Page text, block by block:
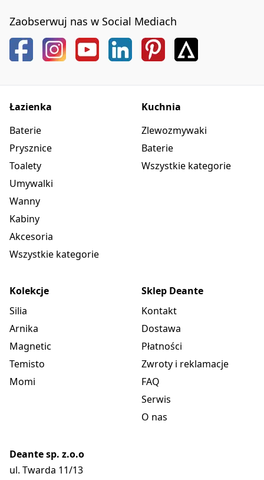
Zaobserwuj nas w Social Mediach
Łazienka
Baterie
Prysznice
Toalety
Umywalki
Wanny
Kabiny
Akcesoria
Wszystkie kategorie
Kuchnia
Zlewozmywaki
Baterie
Wszystkie kategorie
Kolekcje
Silia
Arnika
Magnetic
Temisto
Momi
Sklep Deante
Kontakt
Dostawa
Płatności
Zwroty i reklamacje
FAQ
Serwis
O nas
Deante sp. z.o.o
ul. Twarda 11/13